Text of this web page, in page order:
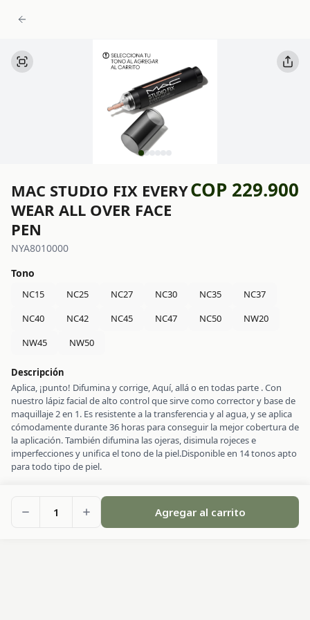
MAC STUDIO FIX EVERY
WEAR ALL OVER FACE
PEN
COP 229.900
NYA8010000
Tono
NC15 NC25 NC27 NC30 NC35
NC37
NC40
NC42 NC45 NC47 NC50
NW20
NW45
NW50
Descripción
Aplica, ¡punto! Difumina y corrige, Aquí, allá o en todas parte . Con
nuestro lápiz facial de alto control que sirve como corrector y base de
maquillaje 2 en 1. Es resistente a la transferencia y al agua, y se aplica
cómodamente durante 36 horas para conseguir la mejor cobertura de
la aplicación. También difumina las ojeras, disimula rojeces e
imperfecciones y unifica el tono de la piel.Disponible en 14 tonos apto
para todo tipo de piel.
1 Agregar al carrito